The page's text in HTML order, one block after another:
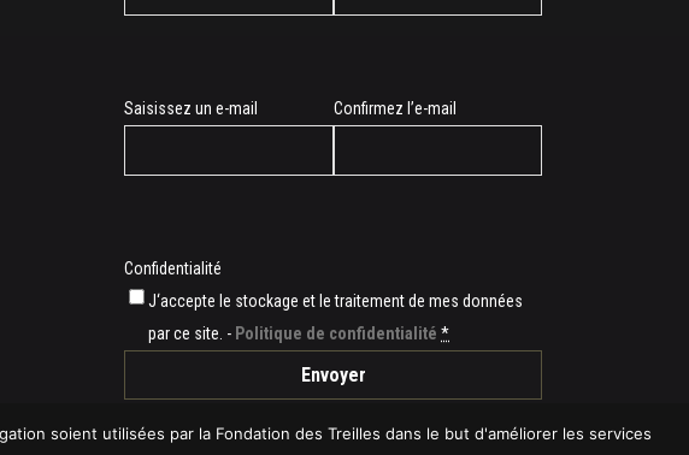
E-
Saisissez un e-mail Confirmez l’e-mail
Confidentialité
J‘accepte le stockage et le traitement de mes données
par ce site. - Politique de confidentialité *
soient utilisées par la Fondation des Treilles dans le but d'améliorer les services